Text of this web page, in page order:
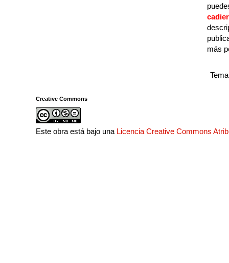
más
Creative Commons
Este obra está bajo una Licencia Creative Commons